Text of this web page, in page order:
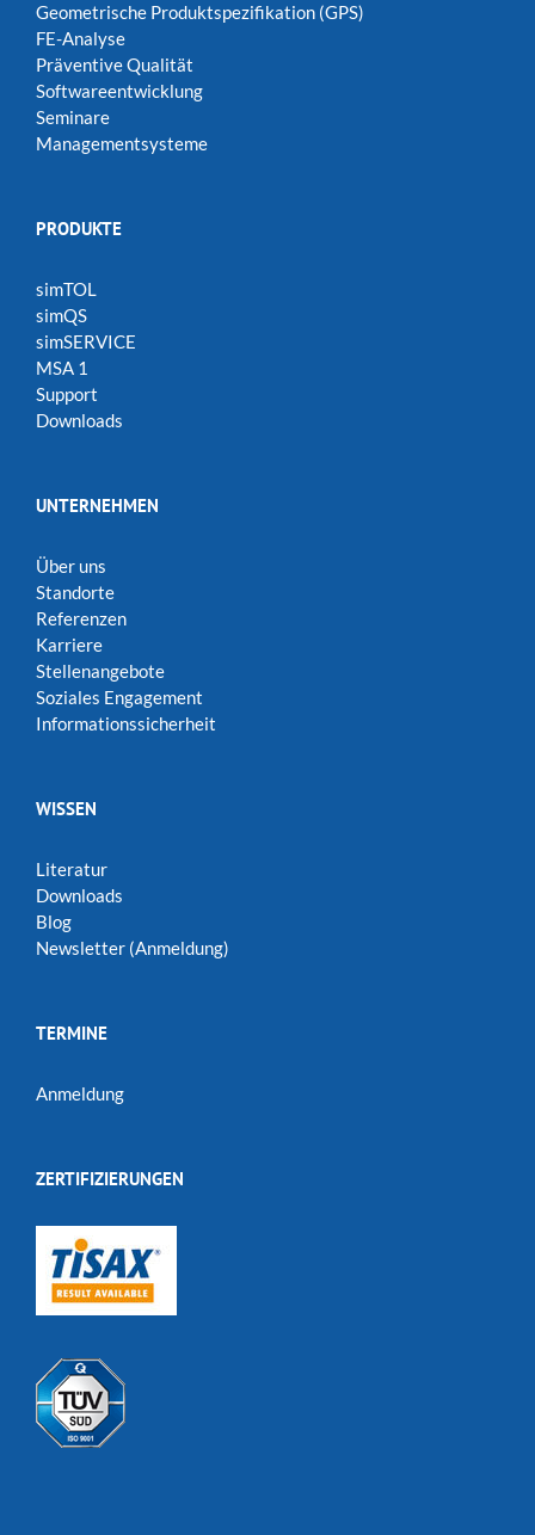
Geometrische Produktspezifikation (GPS)
FE-Analyse
Präventive Qualität
Softwareentwicklung
Seminare
Managementsysteme
PRODUKTE
simTOL
simQS
simSERVICE
MSA 1
Support
Downloads
UNTERNEHMEN
Über uns
Standorte
Referenzen
Karriere
Stellenangebote
Soziales Engagement
Informationssicherheit
WISSEN
Literatur
Downloads
Blog
Newsletter (Anmeldung)
TERMINE
Anmeldung
ZERTIFIZIERUNGEN